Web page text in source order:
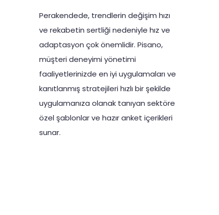
Perakendede, trendlerin değişim hızı
ve rekabetin sertliği nedeniyle hız ve
adaptasyon çok önemlidir. Pisano,
müşteri deneyimi yönetimi
faaliyetlerinizde en iyi uygulamaları ve
kanıtlanmış stratejileri hızlı bir şekilde
uygulamanıza olanak tanıyan sektöre
özel şablonlar ve hazır anket içerikleri
sunar.